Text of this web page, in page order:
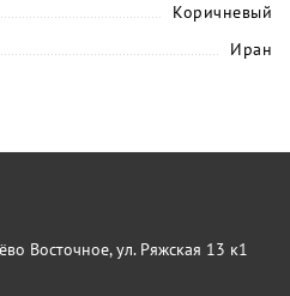
Коричневый
Иран
Восточное, ул. Ряжская 13 к1